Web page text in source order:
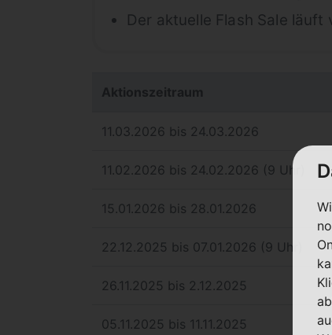
Der aktuelle Flash Sale läuft
Aktionszeitraum
11.03.2026 bis 24.03.2026
11.02.2026 bis 24.02.2026 (9 Uhr)
15.01.2026 bis 28.01.2026
22.12.2025 bis 07.01.2026 (9 Uhr)
26.11.2025 bis 2.12.2025
05.11.2025 bis 11.11.2025